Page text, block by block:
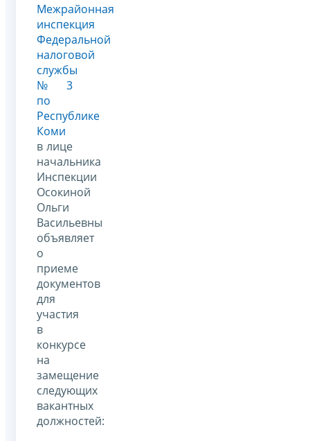
Межрайонная
инспекция
Федеральной
налоговой
службы
№ 3
по
Республике
Коми
в лице
начальника
Инспекции
Осокиной
Ольги
Васильевны
объявляет
о
приеме
документов
для
участия
в
конкурсе
на
замещение
следующих
вакантных
должностей: